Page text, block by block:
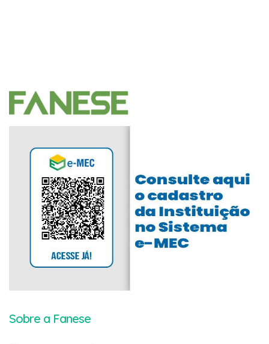
Sobre a Fanese